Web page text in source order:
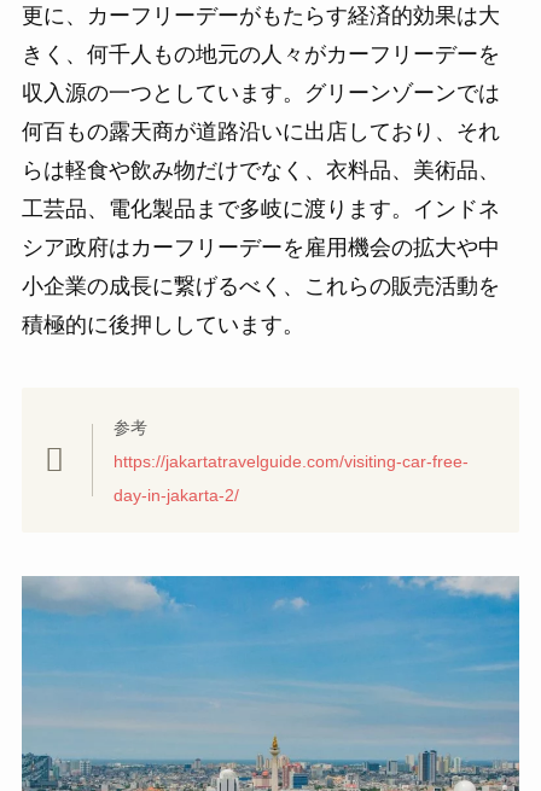
更に、カーフリーデーがもたらす経済的効果は大
きく、何千人もの地元の人々がカーフリーデーを
収入源の一つとしています。グリーンゾーンでは
何百もの露天商が道路沿いに出店しており、それ
らは軽食や飲み物だけでなく、衣料品、美術品、
工芸品、電化製品まで多岐に渡ります。インドネ
シア政府はカーフリーデーを雇用機会の拡大や中
小企業の成長に繋げるべく、これらの販売活動を
積極的に後押ししています。
参考
https://jakartatravelguide.com/visiting-car-free-
day-in-jakarta-2/